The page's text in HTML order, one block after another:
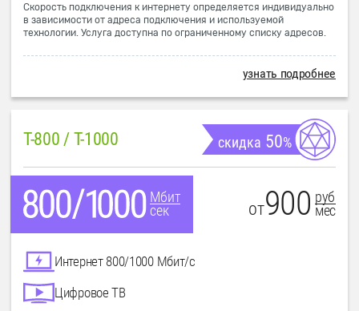
Скорость подключения к интернету определяется индивидуально
в зависимости от адреса подключения и используемой
технологии. Услуга доступна по ограниченному списку адресов.
узнать подробнее
T-800 / T-1000 скидка 50%
Мбит
сек
от900 руб
мес
Интернет 800/1000 Мбит/с
Цифровое ТВ